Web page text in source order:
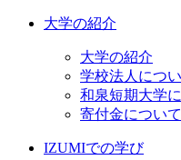
大学の紹介
大学の紹介
学校法人につ
和泉短期大学
寄付金について
IZUMIでの学び